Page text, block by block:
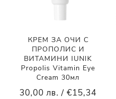
КРЕМ ЗА ОЧИ С
ПРОПОЛИС И
ВИТАМИНИ IUNIK
Propolis Vitamin Eye
Cream 30мл
30,00 лв. / €15,34